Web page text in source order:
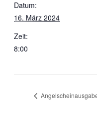
Datum:
16. März 2024
Zeit:
8:00